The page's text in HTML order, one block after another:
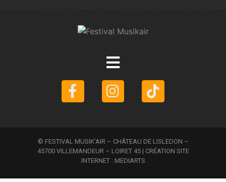
© FESTIVAL MUSIK’AIR – CHÂTEAU DE LISLEDON –
45700 VILLEMANDEUR – LOIRET 45 | CRÉATION SITE
INTERNET : MEDIARTS